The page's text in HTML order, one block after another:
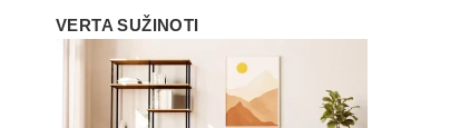
VERTA SUŽINOTI